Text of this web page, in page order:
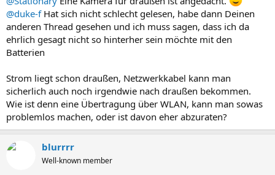
:
@duke-fHat sich nicht schlecht gelesen, habe dann Deinen
anderen Thread gesehen und ich muss sagen, dass ich da
ehrlich gesagt nicht so hinterher sein möchte mit den
Batterien
Strom liegt schon draußen, Netzwerkkabel kann man
sicherlich auch noch irgendwie nach draußen bekommen.
Wie ist denn eine Übertragung über WLAN, kann man sowas
problemlos machen, oder ist davon eher abzuraten?
blurrrr
Well-known member